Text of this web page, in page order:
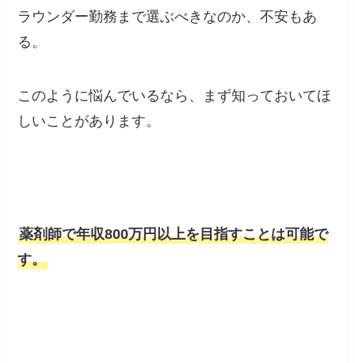
ラウンダー勤務まで選ぶべきなのか、不安もあ
る。
このように悩んでいるなら、まず知っておいてほ
しいことがあります。
薬剤師で年収800万円以上を目指すことは可能で
す。